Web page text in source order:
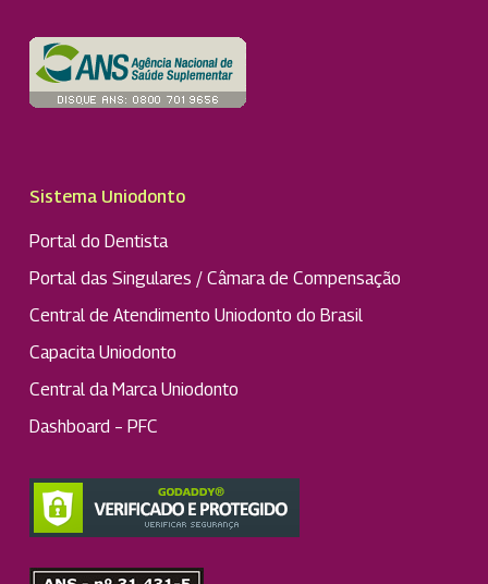
Sistema Uniodonto
Portal do Dentista
Portal das Singulares / Câmara de Compensação
Central de Atendimento Uniodonto do Brasil
Capacita Uniodonto
Central da Marca Uniodonto
Dashboard – PFC